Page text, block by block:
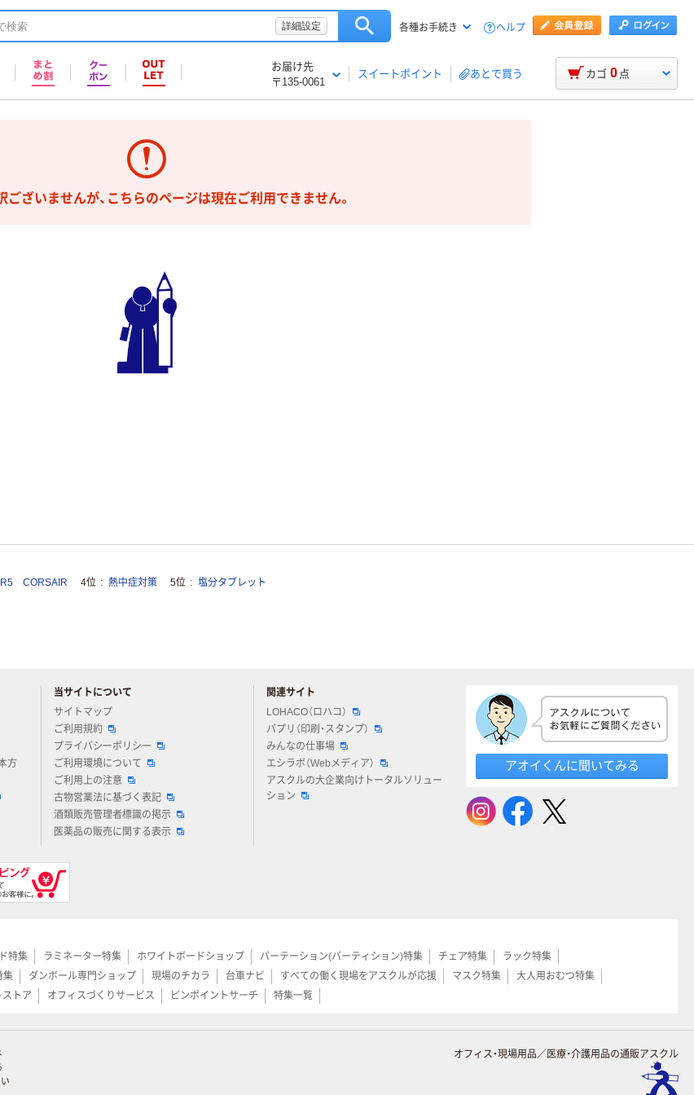
詳細設定 各種お手続き ヘルプ
お届け先
〒135-0061
スイートポイント あとで買う カゴ 0 点
ございませんが、こちらのページは現在ご利用できません。
CORSAIR 4位 熱中症対策 5位 塩分タブレット
方
当サイトについて
サイトマップ
ご利用規約
プライバシーポリシー
ご利用環境について
ご利用上の注意
古物営業法に基づく表記
酒類販売管理者標識の掲示
医薬品の販売に関する表示
関連サイト
LOHACO（ロハコ）
パプリ（印刷・スタンプ）
みんなの仕事場
エシラボ（Webメディア）
アスクルの大企業向けトータルソリュー
ション
アオイくんに聞いてみる
特集 ラミネーター特集 ホワイトボードショップ パーテーション(パーティション)特集 チェア特集
ラック特集
集 ダンボール専門ショップ 現場のチカラ 台車ナビ すべての働く現場をアスクルが応援 マスク特集
大人用おむつ特集
トア オフィスづくりサービス ピンポイントサーチ 特集一覧
オフィス・現場用品／医療・介護用品の通販アスクル